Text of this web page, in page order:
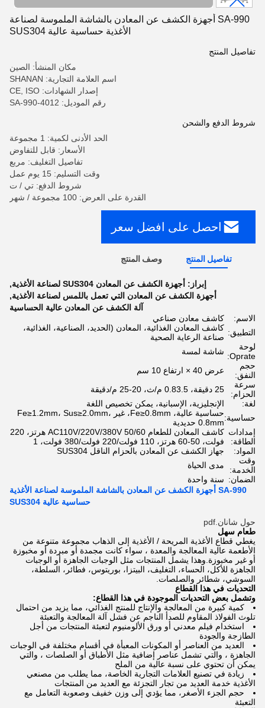
SA-990 أجهزة الكشف عن المعادن بالشاشة الملموسة لصناعة
الأغذية حساسية عالية SUS304
تفاصيل المنتج
مكان المنشأ: الصين
اسم العلامة التجارية: SHANAN
إصدار الشهادات: CE, ISO
رقم الموديل: SA-990-4012
شروط الدفع والشحن
الحد الأدنى لكمية: 1 مجموعة
الأسعار: قابل للتفاوض
تفاصيل التغليف: مربع
وقت التسليم: 15 يوم عمل
شروط الدفع: تي / ت
القدرة على العرض: 100 مجموعة / شهر
احصل على افضل سعر
تفاصيل المنتج وصف المنتج
إبراز: أجهزة الكشف عن المعادن SUS304 لصناعة الأغذية
,
أجهزة الكشف عن المعادن التي تعمل باللمس لصناعة الأغذية,
آلة الكشف عن المعادن عالية الحساسية
الاسم:
كاشف معادن صناعي
التطبيق: كاشف المعادن الغذائية، المعادن (الحديد، الصناعية، الغذائية،
صناعة الرعاية الصحية
لوحة
Oprate:
شاشة لمسة
حجم
النفق:
عرض 40 × ارتفاع 10 سم
سرعة
الحزام:
25 دقيقة، 0.83.5 م/ث، 20-25 م/دقيقة
لغة:
الإنجليزية، الإسبانية، يمكن تخصيص اللغة
حساسية:
حساسية عالية، Fe≥0.8mm، غير Fe≥1.2mm، Sus≥2.0mm،
0.8mm حديدية
إمدادات
الطاقة:
كاشف المعادن للطعام AC110V/220V/380V 50/60 هرتز، 220
فولت، 50-60 هرتز، 110 فولت/220 فولت/380 فولت، 1
المواد:
جهاز الكشف عن المعادن بالحزام الناقل SUS304
وقت
الخدمة:
مدى الحياة
الضمان: سنة واحدة
SA-990 أجهزة الكشف عن المعادن بالشاشة الملموسة لصناعة الأغذية
حساسية عالية SUS304
حول شانان.pdf
طعام سهل
يغطي قطاع الأغذية المريحة / الأغذية إلى الذهاب مجموعة متنوعة من
الأطعمة عالية المعالجة والمعدة ، سواء كانت مجمدة أو مبردة أو مخبوزة
أو غير مخبوزة.وهذا يشمل المنتجات مثل الوجبات الجاهزة أو الوجبات
الجاهزة للأكل، الحساء، التغليف، البيتزا، بوريتوس، فطائر، السلطة،
السوشي، شطائر والصلصات.
التحديات في هذا القطاع
وتشمل بعض التحديات الموجودة في هذا القطاع:
كمية كبيرة من المعالجة والإنتاج للمنتج الغذائي، مما يزيد من احتمال
تلوث الفولاذ المقاوم للصدأ الناجم عن فشل آلة المعالجة والتعبئة
استخدام فيلم معدني أو ورق الألومنيوم لتعبئة المنتجات من أجل
الطازجة والجودة
العديد من العناصر أو المكونات المعبأة في أقسام مختلفة في الوجبات
الجاهزة ، والتي تشمل عناصر إضافية مثل الأطباق أو الصلصات ، والتي
يمكن أن تحتوي على نسبة عالية من الملح
زيادة في تصنيع العلامات التجارية الخاصة، مما يطلب من مصنعي
الأغذية خدمة العديد من تجار التجزئة مع العديد من المنتجات
حجم الجزء الأصغر، مما يؤدي إلى وزن خفيف وصعوبة التعامل مع
التعبئة